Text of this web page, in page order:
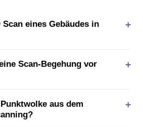
eines Gebäudes in
Scan-Begehung vor
aus dem